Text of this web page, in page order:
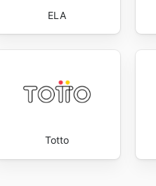
ELA
Totto